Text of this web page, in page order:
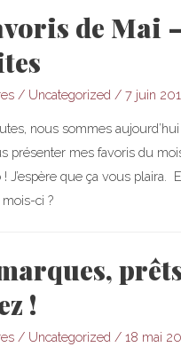
de Mai
/ Uncategorized /7 juin
nous sommes
présenter mes favoris du
J’espère que ça vous plaira.
ci ?
!
/ Uncategorized /18 mai